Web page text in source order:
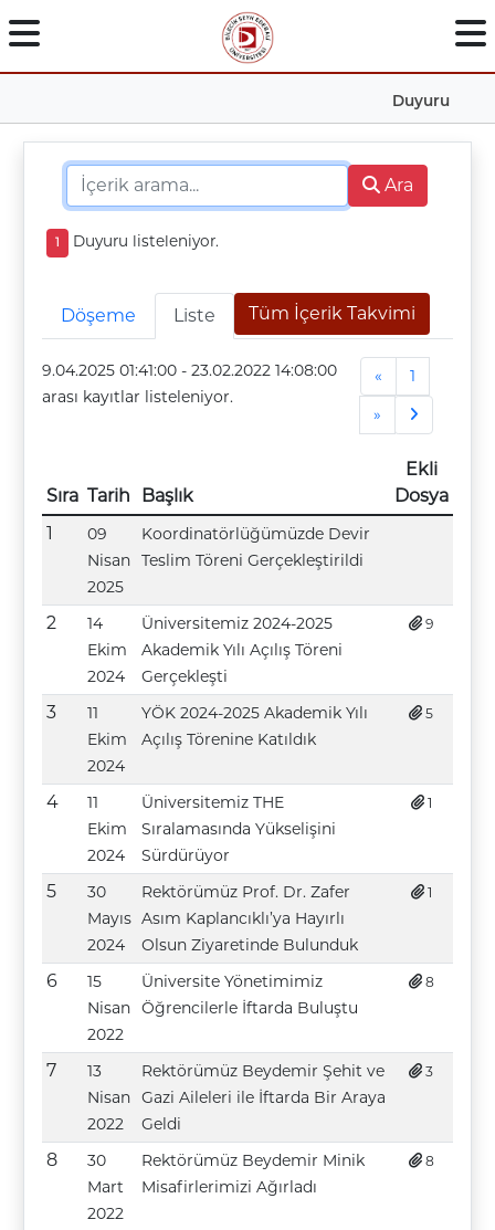
Duyuru
Ara
1 Duyuru listeleniyor.
Döşeme Liste Tüm İçerik Takvimi
9.04.2025 01:41:00 - 23.02.2022 14:08:00
arası kayıtlar listeleniyor.
« Previous
1
» Next
Sıra Tarih Başlık
Ekli
Dosya
1
09
Nisan
2025
Koordinatörlüğümüzde Devir
Teslim Töreni Gerçekleştirildi
2
14
Ekim
2024
Üniversitemiz 2024-2025
Akademik Yılı Açılış Töreni
Gerçekleşti
9
3
11
Ekim
2024
YÖK 2024-2025 Akademik Yılı
Açılış Törenine Katıldık
5
4
11
Ekim
2024
Üniversitemiz THE
Sıralamasında Yükselişini
Sürdürüyor
1
5
30
Mayıs
2024
Rektörümüz Prof. Dr. Zafer
Asım Kaplancıklı’ya Hayırlı
Olsun Ziyaretinde Bulunduk
1
6
15
Nisan
2022
Üniversite Yönetimimiz
Öğrencilerle İftarda Buluştu
8
7
13
Nisan
2022
Rektörümüz Beydemir Şehit ve
Gazi Aileleri ile İftarda Bir Araya
Geldi
3
8
30
Mart
2022
Rektörümüz Beydemir Minik
Misafirlerimizi Ağırladı
8